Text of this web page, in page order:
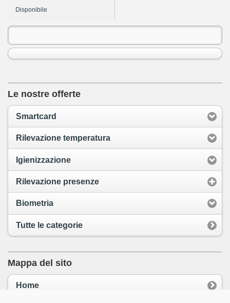
Disponibile
Le nostre offerte
Smartcard
Rilevazione temperatura
Igienizzazione
Rilevazione presenze
Biometria
Tutte le categorie
Mappa del sito
Home